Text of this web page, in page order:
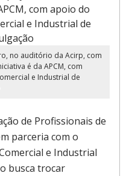
no auditório da Acirp, com
é da APCM, com
e Industrial de
de Profissionais de
parceria com o
Comercial e Industrial
busca trocar